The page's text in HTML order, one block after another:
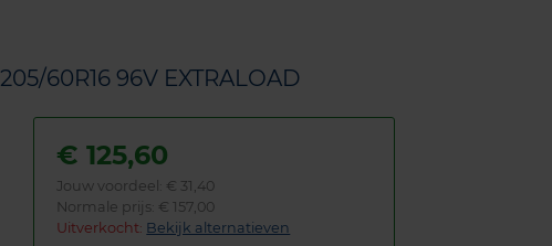
205/60R16 96V EXTRALOAD
€125,60
Jouw voordeel: € 31,40
Normale prijs: € 157,00
Uitverkocht: Bekijk alternatieven